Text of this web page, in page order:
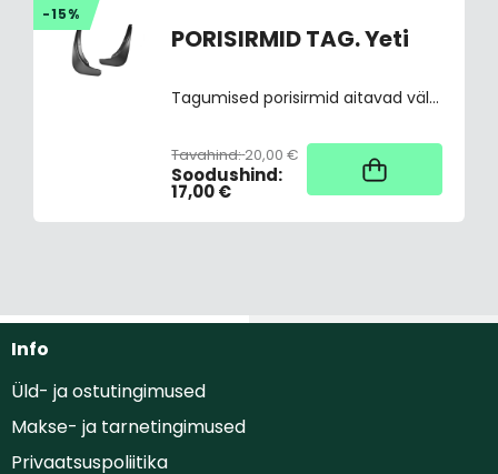
-15%
PORISIRMID TAG. Yeti
Tagumised porisirmid aitavad vältida auto määrdumist ning hoida ära pori, lume või kruusa tekitatud kahjustused, sobitudes seejuures ideaalselt auto disainiga. Materjal: plastik. Pakendis 2 porisirmi + kinnitusvahendid.
Tavahind:20,00 €
Soodushind:
17,00 €
Kaup tootja laos,
tarne üldjuhul 4
tööpäeva
Info
Üld- ja ostutingimused
Makse- ja tarnetingimused
Privaatsuspoliitika